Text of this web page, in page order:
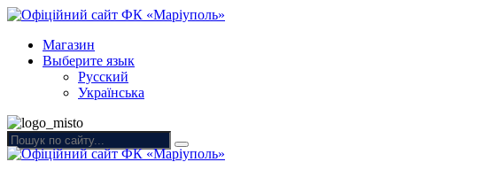
Магазин
Выберите язык
Русский
Українська